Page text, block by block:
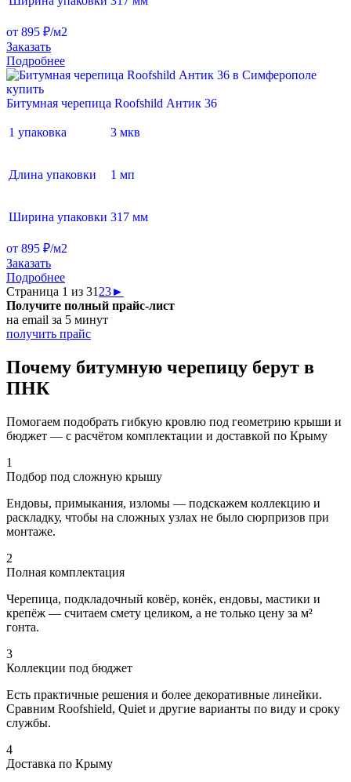
от 895 ₽/м2
Заказать
Подробнее
Битумная черепица Roofshild Антик 36
1 упаковка 3 мкв
Длина упаковки 1 мп
Ширина упаковки 317 мм
от 895 ₽/м2
Заказать
Подробнее
Страница 1 из 31 23►
Получите полный прайс-лист
на email за 5 минут
получить прайс
Почему битумную черепицу берут в
ПНК
Помогаем подобрать гибкую кровлю под геометрию крыши и
бюджет — с расчётом комплектации и доставкой по Крыму
1
Подбор под сложную крышу
Ендовы, примыкания, изломы — подскажем коллекцию и
раскладку, чтобы на сложных узлах не было сюрпризов при
монтаже.
2
Полная комплектация
Черепица, подкладочный ковёр, конёк, ендовы, мастики и
крепёж — считаем смету целиком, а не только цену за м²
гонта.
3
Коллекции под бюджет
Есть практичные решения и более декоративные линейки.
Сравним Roofshield, Quiet и другие варианты по виду и сроку
службы.
4
Доставка по Крыму